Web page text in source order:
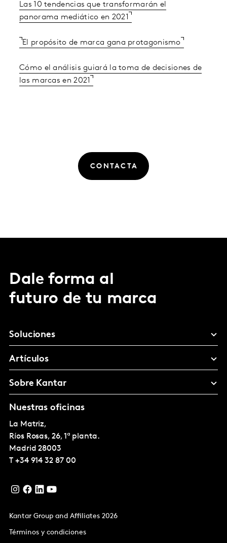
Las 10 tendencias que transformarán el
panorama mediático en 2021
El propósito de marca gana protagonismo
Cómo el análisis guiará la toma de decisiones de
las marcas en 2021
CONTACTA
Dale forma al
futuro de tu marca
Soluciones
Artículos
Sobre Kantar
Nuestras oficinas
La Matriz,
Ríos Rosas, 26, 1ª planta.
Madrid 28003
T +34 914 32 87 00
Kantar Group and Affiliates 2026
Términos y condiciones